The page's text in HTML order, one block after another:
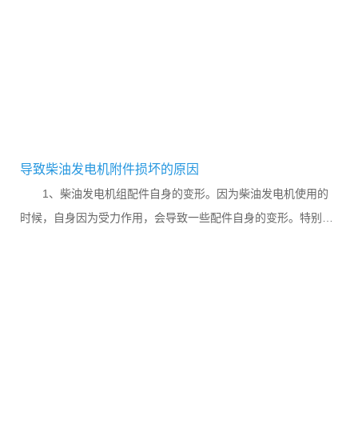
导致柴油发电机附件损坏的原因
1、柴油发电机组配件自身的变形。因为柴油发电机使用的
时候，自身因为受力作用，会导致一些配件自身的变形。特别